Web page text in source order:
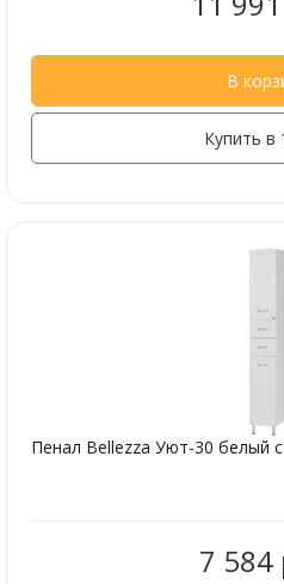
В
Купить в
Пенал Bellezza Уют-30 белый
7 584